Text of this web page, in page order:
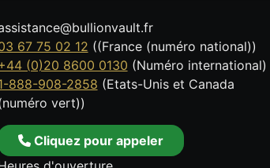
67 75 02 12 ((France (numéro national))
(0)20 8600 0130 (Numéro international)
888-908-2858 (Etats-Unis et Canada
vert))
Cliquez pour appeler